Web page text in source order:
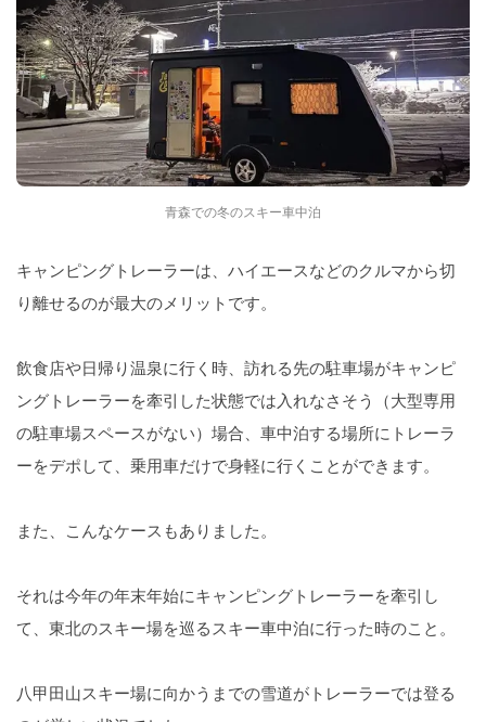
青森での冬のスキー車中泊
キャンピングトレーラーは、ハイエースなどのクルマから切
り離せるのが最大のメリットです。
飲食店や日帰り温泉に行く時、訪れる先の駐車場がキャンピ
ングトレーラーを牽引した状態では入れなさそう（大型専用
の駐車場スペースがない）場合、車中泊する場所にトレーラ
ーをデポして、乗用車だけで身軽に行くことができます。
また、こんなケースもありました。
それは今年の年末年始にキャンピングトレーラーを牽引し
て、東北のスキー場を巡るスキー車中泊に行った時のこと。
八甲田山スキー場に向かうまでの雪道がトレーラーでは登る